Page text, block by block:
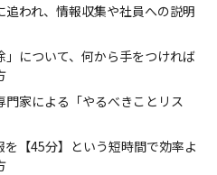
われ、情報収集や社員への説明
について、何から手をつければ
門家による「やるべきことリス
【45分】という短時間で効率よ